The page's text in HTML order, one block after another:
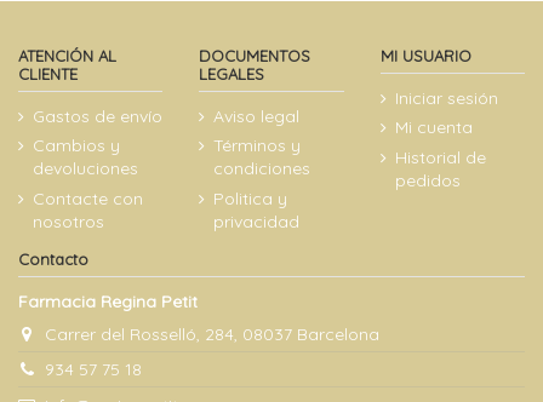
ATENCIÓN AL
CLIENTE
Gastos de envío
Cambios y
devoluciones
Contacte con
nosotros
DOCUMENTOS
LEGALES
Aviso legal
Términos y
condiciones
Politica y
privacidad
MI USUARIO
Iniciar sesión
Mi cuenta
Historial de
pedidos
Contacto
Farmacia Regina Petit
Carrer del Rosselló, 284, 08037 Barcelona
934 57 75 18